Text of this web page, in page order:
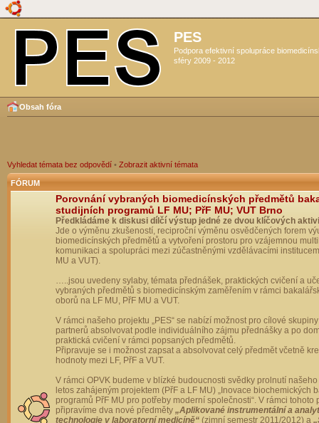
PES
Podpora efektivní spolupráce
sféry 2009 - 2012
Obsah fóra
Vyhledat témata bez odpovědí • Zobrazit aktivní témata
FÓRUM
Porovnání vybraných biomedicínských předmětů
studijních programů LF MU; PřF MU; VUT Brno
Předkládáme k diskusi dílčí výstup jedné ze dvou klíčových
Jde o výměnu zkušeností, reciproční výměnu osvědčených forem
biomedicínských předmětů a vytvoření prostoru pro vzájemnou
komunikaci a spolupráci mezi zúčastněnými vzdělávacími
MU a VUT).
…..jsou uvedeny sylaby, témata přednášek, praktických cvičení a
vybraných předmětů s biomedicínským zaměřením v rámci
oborů na LF MU, PřF MU a VUT.
V rámci našeho projektu „PES“ se nabízí možnost pro cílové
partnerů absolvovat podle individuálního zájmu přednášky a po
praktická cvičení v rámci popsaných předmětů.
Připravuje se i možnost zapsat a absolvovat celý předmět včetně
hodnoty mezi LF, PřF a VUT.
V rámci OPVK budeme v blízké budoucnosti svědky prolnutí
letos zahájeným projektem (PřF a LF MU) „Inovace biochemických
programů PřF MU pro potřeby moderní společnosti“. V rámci tohoto
připravíme dva nové předměty „Aplikované instrumentální a
technologie v laboratorní medicíně“ (zimní semestr 2011/2012) a